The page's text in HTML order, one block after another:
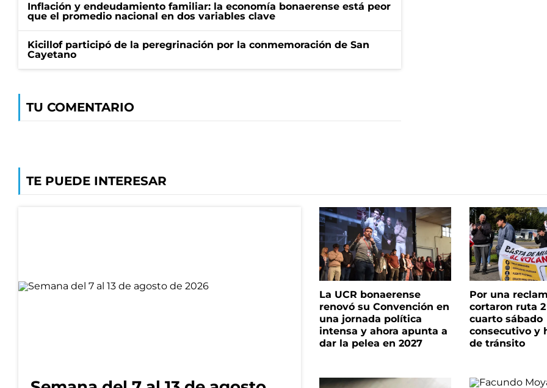
Inflación y endeudamiento familiar: la economía bonaerense está peor
que el promedio nacional en dos variables clave
Kicillof participó de la peregrinación por la conmemoración de San
Cayetano
TU COMENTARIO
TE PUEDE INTERESAR
La UCR bonaerense
renovó su Convención en
una jornada política
intensa y ahora apunta a
dar la pelea en 2027
Por una
cortaron ruta
cuarto sábado
consecutivo y
de tránsito